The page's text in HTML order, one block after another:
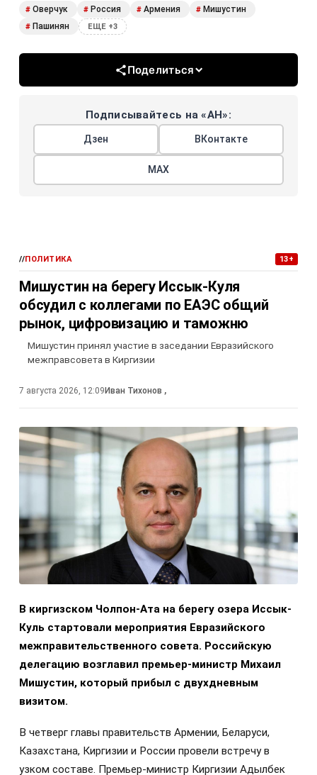
# Оверчук # Россия # Армения # Мишустин
# Пашинян ЕЩЕ +3
Поделиться
Подписывайтесь на «АН»:
Дзен ВКонтакте
МАХ
//ПОЛИТИКА 13+
Мишустин на берегу Иссык-Куля
обсудил с коллегами по ЕАЭС общий
рынок, цифровизацию и таможню
Мишустин принял участие в заседании Евразийского
межправсовета в Киргизии
7 августа 2026, 12:09 Иван Тихонов ,
В киргизском Чолпон-Ата на берегу озера Иссык-
Куль стартовали мероприятия Евразийского
межправительственного совета. Российскую
делегацию возглавил премьер-министр Михаил
Мишустин, который прибыл с двухдневным
визитом.
В четверг главы правительств Армении, Беларуси,
Казахстана, Киргизии и России провели встречу в
узком составе. Премьер-министр Киргизии Адылбек